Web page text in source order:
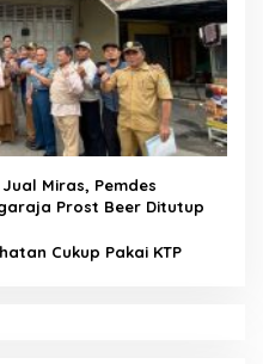
Miras, Pemdes
Prost Beer Ditutup
Cukup Pakai KTP